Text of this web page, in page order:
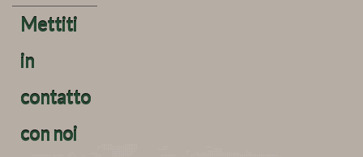
Mettiti
in
contatto
con noi